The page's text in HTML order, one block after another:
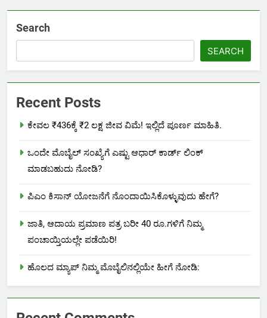
Search
SEARCH
Recent Posts
ಕೇವಲ ₹436ಕ್ಕೆ ₹2 ಲಕ್ಷ ಜೀವ ವಿಮೆ! ಇಲ್ಲಿದೆ ಪೂರ್ಣ ಮಾಹಿತಿ.
ಒಂದೇ ಮೊಬೈಲ್ ಸಂಖ್ಯೆಗೆ ಎಷ್ಟು ಆಧಾರ್ ಕಾರ್ಡ್ ಲಿಂಕ್
ಮಾಡಬಹುದು ನೋಡಿ?
ಪಿಎಂ ಕಿಸಾನ್ ಯೋಜನೆಗೆ ನೊಂದಾಯಿಸಿಕೊಳ್ಳುವುದು ಹೇಗೆ?
ಜಾತಿ, ಆದಾಯ ಪ್ರಮಾಣ ಪತ್ರ ಬರೀ 40 ರೂ.ಗಳಿಗೆ ನಿಮ್ಮ
ಪಂಚಾಯ್ತಿಯಲ್ಲೇ ಪಡೆಯಿರಿ!
ಹೊಲದ ಮ್ಯಾಪ್ ನಿಮ್ಮ ಮೊಬೈಲಿನಲ್ಲಿಯೇ ಹೀಗೆ ನೋಡಿ: